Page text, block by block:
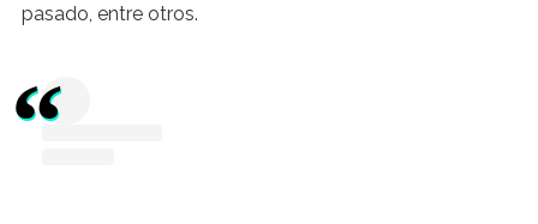
pasado, entre otros.